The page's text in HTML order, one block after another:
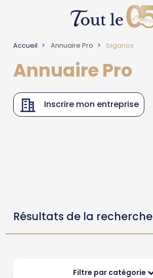
Accueil Annuaire Pro biganos
Annuaire Pro
Inscrire mon entreprise
Résultats de la recherche
Filtre par catégorie